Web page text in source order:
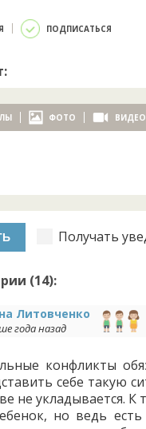
ПОДПИСАТЬСЯ
ФОТО ВИДЕО
Получать
(14):
Литовченко
года назад
конфликты
себе такую
не укладывается.
но ведь